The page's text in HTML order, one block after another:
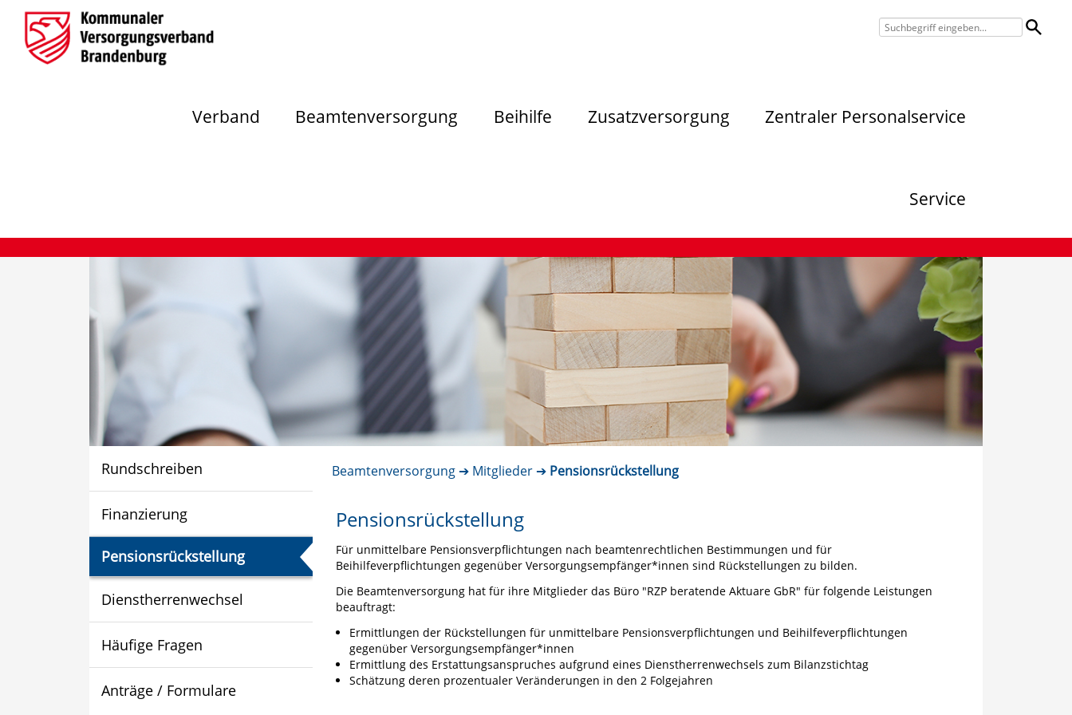
Verband Beamtenversorgung Beihilfe Zusatzversorgung Zentraler Personalservice
Service
Rundschreiben
Finanzierung
Pensionsrückstellung
Dienstherrenwechsel
Häufige Fragen
Anträge / Formulare
Beamtenversorgung Mitglieder Pensionsrückstellung
Pensionsrückstellung
Für unmittelbare Pensionsverpflichtungen nach beamtenrechtlichen Bestimmungen und für
Beihilfeverpflichtungen gegenüber Versorgungsempfänger*innen sind Rückstellungen zu bilden.
Die Beamtenversorgung hat für ihre Mitglieder das Büro "RZP beratende Aktuare GbR" für folgende Leistungen
beauftragt:
Ermittlungen der Rückstellungen für unmittelbare Pensionsverpflichtungen und Beihilfeverpflichtungen
gegenüber Versorgungsempfänger*innen
Ermittlung des Erstattungsanspruches aufgrund eines Dienstherrenwechsels zum Bilanzstichtag
Schätzung deren prozentualer Veränderungen in den 2 Folgejahren